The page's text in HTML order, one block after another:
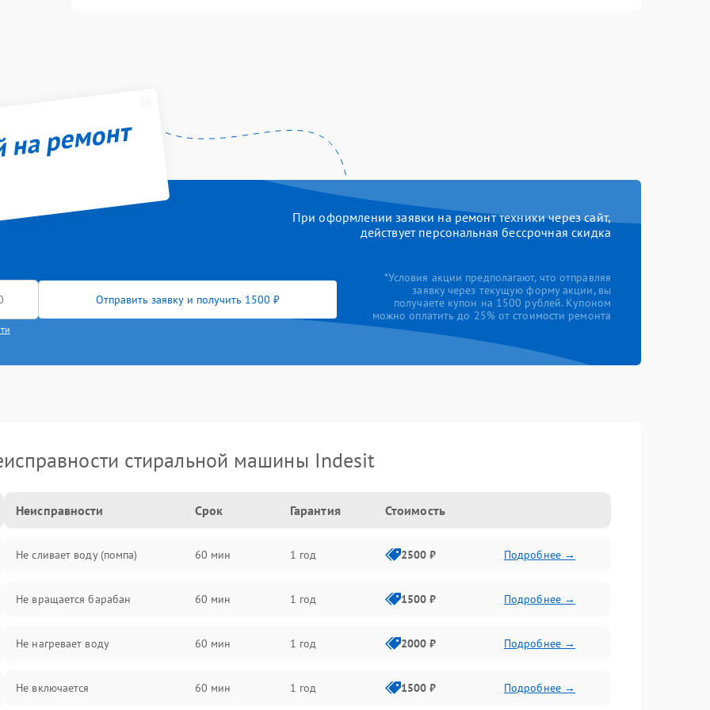
ремонт
При оформлении заявки на ремонт техники через сайт,
действует персональная бессрочная скидка
Отправить заявку и получить 1500 ₽
*Условия акции предполагают, что отправляя
заявку через текущую форму акции, вы
получаете купон на 1500 рублей. Купоном
можно оплатить до 25% от стоимости ремонта
стиральной машины Indesit
Неисправности Срок Гарантия Стоимость
Не сливает воду (помпа) 60 мин 1 год 2500 ₽ Подробнее →
Не вращается барабан 60 мин 1 год 1500 ₽ Подробнее →
Не нагревает воду 60 мин 1 год 2000 ₽ Подробнее →
Не включается 60 мин 1 год 1500 ₽ Подробнее →